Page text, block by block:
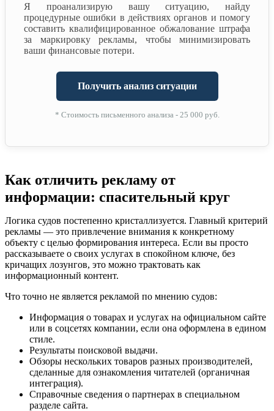
Я проанализирую вашу ситуацию, найду
процедурные ошибки в действиях органов и помогу
составить квалифицированное обжалование штрафа
за маркировку рекламы, чтобы минимизировать
ваши финансовые потери.
Получить анализ ситуации
* Стоимость письменного анализа - 25 000 руб.
Как отличить рекламу от
информации: спасительный круг
Логика судов постепенно кристаллизуется. Главный критерий
рекламы — это привлечение внимания к конкретному
объекту с целью формирования интереса. Если вы просто
рассказываете о своих услугах в спокойном ключе, без
кричащих лозунгов, это можно трактовать как
информационный контент.
Что точно не является рекламой по мнению судов:
Информация о товарах и услугах на официальном сайте
или в соцсетях компании, если она оформлена в едином
стиле.
Результаты поисковой выдачи.
Обзоры нескольких товаров разных производителей,
сделанные для ознакомления читателей (органичная
интеграция).
Справочные сведения о партнерах в специальном
разделе сайта.